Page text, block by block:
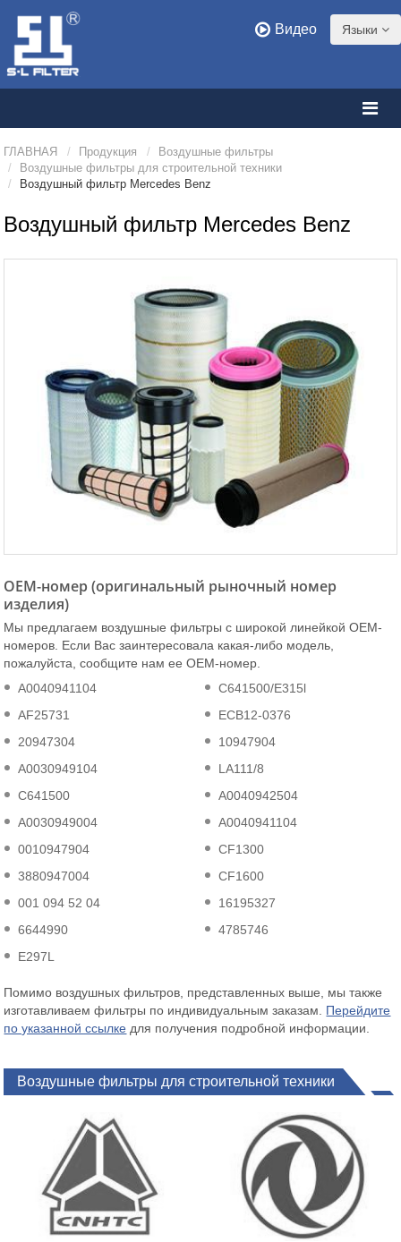
Языки
Видео
ГЛАВНАЯ Продукция
Воздушные фильтры
Воздушные фильтры для строительной техники
Воздушный фильтр Mercedes Benz
Воздушный фильтр Mercedes Benz
OEM-номер (оригинальный рыночный номер
изделия)
Мы предлагаем воздушные фильтры с широкой линейкой ОЕМ-
номеров. Если Вас заинтересовала какая-либо модель,
пожалуйста, сообщите нам ее ОЕМ-номер.
A0040941104
C641500/E315l
AF25731
ECB12-0376
20947304
10947904
A0030949104
LA111/8
C641500
A0040942504
A0030949004
A0040941104
0010947904
CF1300
3880947004
CF1600
001 094 52 04
16195327
6644990
4785746
E297L
Помимо воздушных фильтров, представленных выше, мы также
изготавливаем фильтры по индивидуальным заказам. Перейдите
по указанной ссылке для получения подробной информации.
Воздушные фильтры для строительной техники